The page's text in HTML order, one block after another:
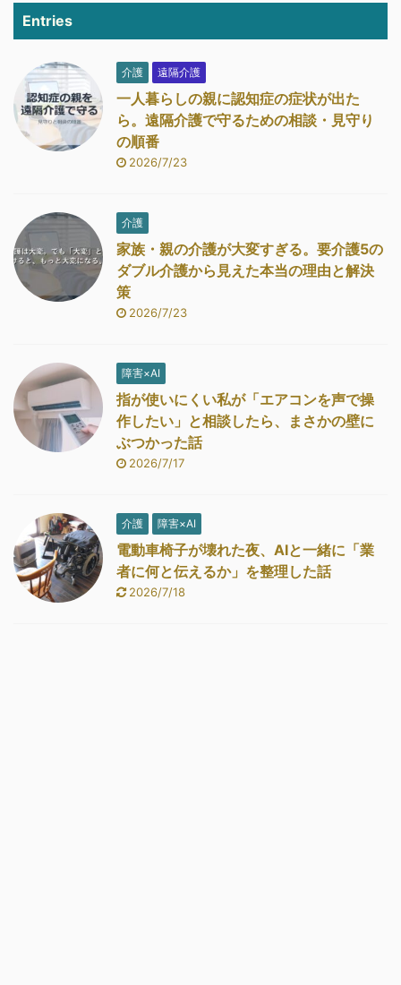
Entries
介護 遠隔介護
一人暮らしの親に認知症の症状が出た
ら。遠隔介護で守るための相談・見守り
の順番
2026/7/23
介護
家族・親の介護が大変すぎる。要介護5の
ダブル介護から見えた本当の理由と解決
策
2026/7/23
障害×AI
指が使いにくい私が「エアコンを声で操
作したい」と相談したら、まさかの壁に
ぶつかった話
2026/7/17
介護 障害×AI
電動車椅子が壊れた夜、AIと一緒に「業
者に何と伝えるか」を整理した話
2026/7/18